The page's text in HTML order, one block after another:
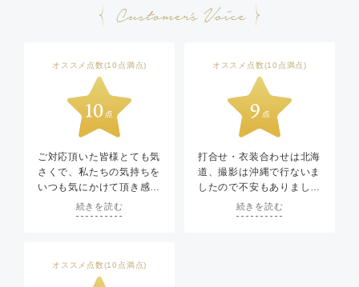
オススメ点数(10点満点)
ご対応頂いた皆様とても気
さくで、私たちの気持ちを
いつも気にかけて頂き感謝
しています。続きを読む
オススメ点数(10点満点)
打合せ・衣装合わせは北海
道、撮影は沖縄で行ないま
したので不安もありました
が、途中からの変更なども
対応頂いたり現地のスタッ
続きを読む
オススメ点数(10点満点)